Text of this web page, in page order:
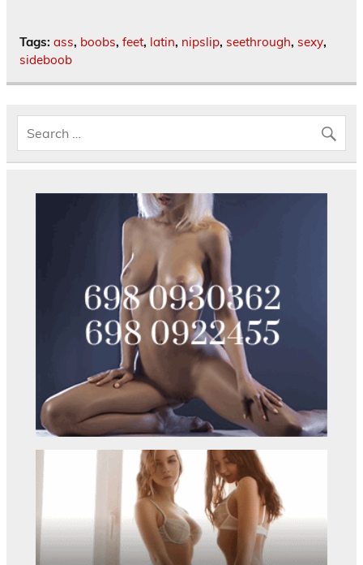
Tags: ass, boobs, feet, latin, nipslip, seethrough, sexy,
sideboob